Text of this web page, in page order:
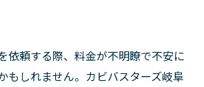
依頼する際、料金が不明瞭で不安に
もしれません。カビバスターズ岐阜